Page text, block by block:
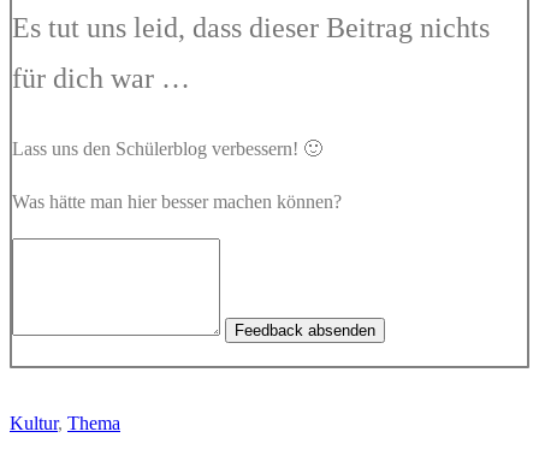
Es tut uns leid, dass dieser Beitrag nichts
für dich war …
Lass uns den Schülerblog verbessern! 🙂
Was hätte man hier besser machen können?
Feedback absenden
Kultur, Thema